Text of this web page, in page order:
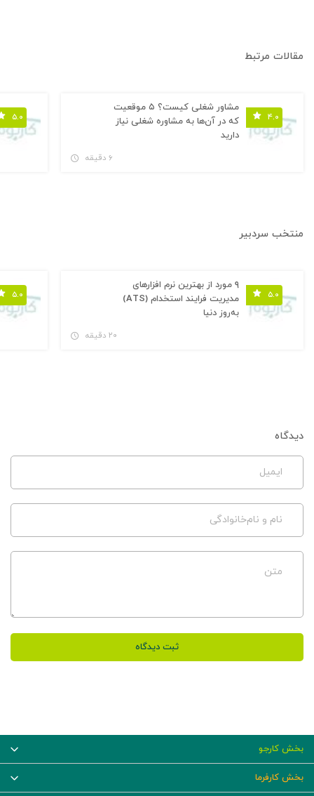
مقالات مرتبط
۴.۰
مشاور شغلی کیست؟ ۵ موقعیت
که در آن‌ها به مشاوره شغلی نیاز
دارید
۶ دقیقه
۵.۰
منتخب سردبیر
۵.۰
۹ مورد از بهترین نرم افزارهای
مدیریت فرایند استخدام (ATS)
به‌روز دنیا
۲۰ دقیقه
۵.۰
دیدگاه
ایمیل
نام و نام‌خانوادگی
متن
ثبت دیدگاه
بخش کارجو
بخش کارفرما